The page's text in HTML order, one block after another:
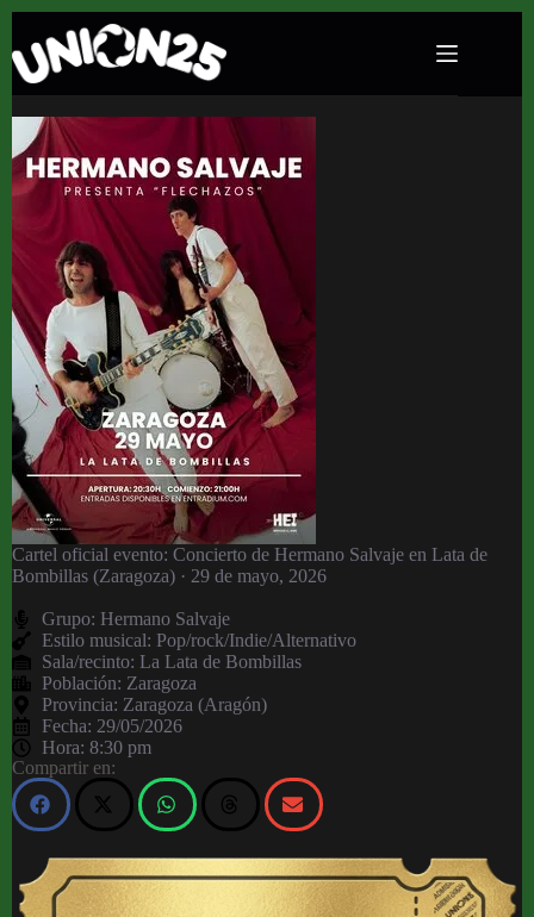
Concierto de Hermano Salvaje en Lata de
Bombillas (Zaragoza) · 29 de mayo, 2026
Cartel oficial evento: Concierto de Hermano Salvaje en Lata de
Bombillas (Zaragoza) · 29 de mayo, 2026
Grupo: Hermano Salvaje
Estilo musical: Pop/rock/Indie/Alternativo
Sala/recinto: La Lata de Bombillas
Población: Zaragoza
Provincia: Zaragoza (Aragón)
Fecha: 29/05/2026
Hora: 8:30 pm
Compartir en: